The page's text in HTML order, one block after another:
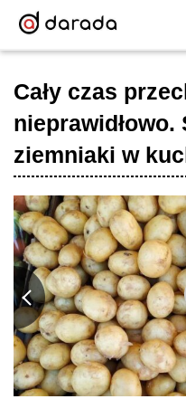
Cały czas
ziemniaki w